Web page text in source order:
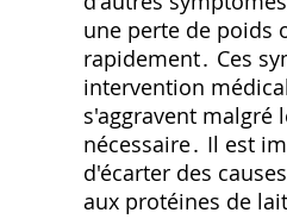
une perte de poids
rapidement․ Ces
intervention
s'aggravent malgré
nécessaire․ Il est
d'écarter des
aux protéines de